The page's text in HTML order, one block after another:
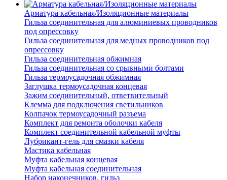
Арматура кабельная/Изоляционные материалы
Гильза соединительная для алюминиевых проводников
под опрессовку
Гильза соединительная для медных проводников под
опрессовку
Гильза соединительная обжимная
Гильза соединительная со срывными болтами
Гильза термоусадочная обжимная
Заглушка термоусадочная концевая
Зажим соединительный, ответвительный
Клемма для подключения светильников
Колпачок термоусадочный разъема
Комплект для ремонта оболочки кабеля
Комплект соединительной кабельной муфты
Лубрикант-гель для смазки кабеля
Мастика кабельная
Муфта кабельная концевая
Муфта кабельная соединительная
Набор наконечников, гильз